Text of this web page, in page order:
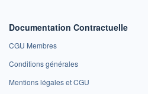
Documentation Contractuelle
CGU Membres
Conditions générales
Mentions légales et CGU